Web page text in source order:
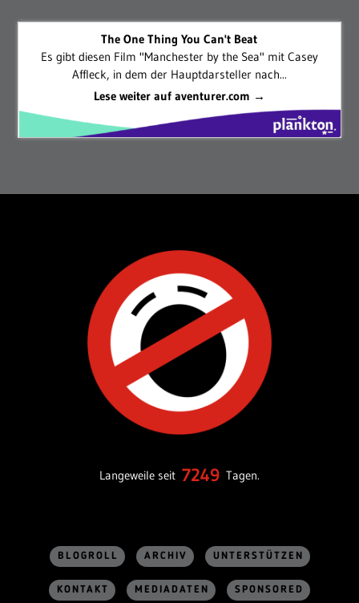
The One Thing You Can't Beat
Es gibt diesen Film "Manchester by the Sea" mit Casey
Affleck, in dem der Hauptdarsteller nach...
Lese weiter auf aventurer.com →
Langeweile seit 7249 Tagen.
BLOGROLL ARCHIV UNTERSTÜTZEN
KONTAKT MEDIADATEN SPONSORED